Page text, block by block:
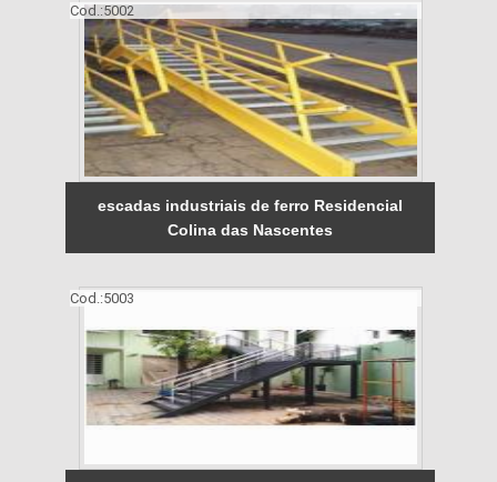
Cod.:5002
escadas industriais de ferro Residencial
Colina das Nascentes
Cod.:5003